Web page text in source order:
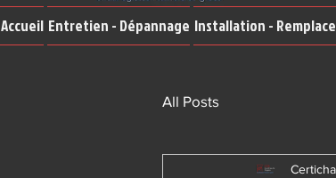
Accueil Entretien - Dépannage Installation -
All Posts